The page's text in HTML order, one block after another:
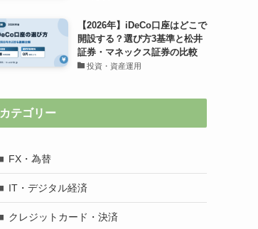
【2026年】iDeCo口座はどこで
開設する？選び方3基準と松井
証券・マネックス証券の比較
投資・資産運用
カテゴリー
FX・為替
IT・デジタル経済
クレジットカード・決済